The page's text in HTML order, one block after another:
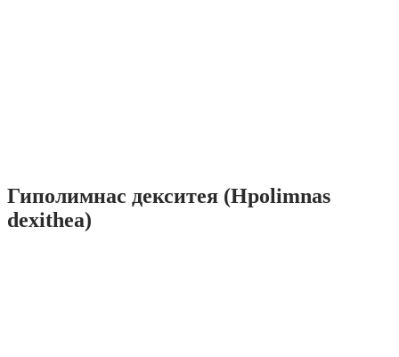
Гиполимнас декситея (Hpolimnas
dexithea)